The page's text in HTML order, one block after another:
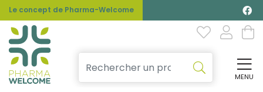
Le concept de Pharma-Welcome
MENU